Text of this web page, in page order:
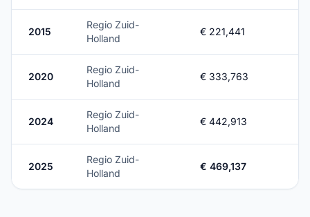
2015
Regio Zuid-
Holland
€ 221,441
2020
Regio Zuid-
Holland
€ 333,763
2024
Regio Zuid-
Holland
€ 442,913
2025
Regio Zuid-
Holland
€ 469,137